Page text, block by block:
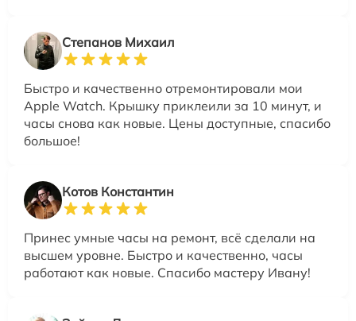
Степанов Михаил
Быстро и качественно отремонтировали мои
Apple Watch. Крышку приклеили за 10 минут, и
часы снова как новые. Цены доступные, спасибо
большое!
Котов Константин
Принес умные часы на ремонт, всё сделали на
высшем уровне. Быстро и качественно, часы
работают как новые. Спасибо мастеру Ивану!